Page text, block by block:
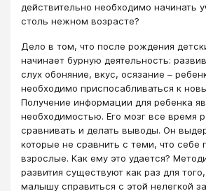
действительно необходимо начинать
столь нежном возрасте?
Дело в том, что после рождения
начинает бурную деятельность:
слух обоняние, вкус, осязание –
необходимо приспосабливаться к
Получение информации для ребенка
необходимостью. Его мозг все время
сравнивать и делать выводы. Он
которые не сравнить с теми, что себе
взрослые. Как ему это удается?
развития существуют как раз для
малышу справиться с этой нелегкой